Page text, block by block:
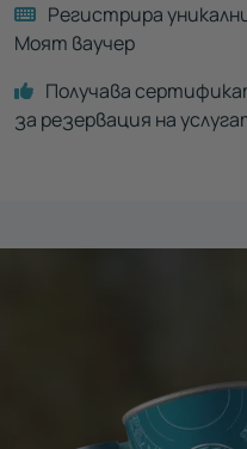
Регистрира
Моят ваучер
Получава
за резервация на